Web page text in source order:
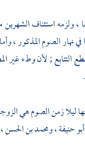
، ولزمه استئناف
الصوم المذكور ،
التتابع ; لأن وطء غير
ليلا زمن الصوم هي
أبو حنيفة،ومحمد بن الحسن